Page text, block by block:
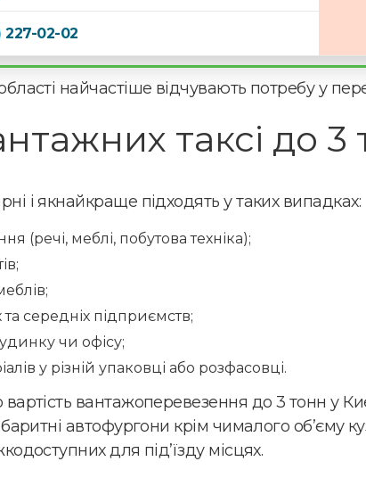
н
у
ь
т
і
я
227-02-02
найчастіше відчувають потребу у
таксі до 3
і якнайкраще підходять у таких випадках:
(речі, меблі, побутова техніка);
середніх підприємств;
чи офісу;
у різній упаковці або розфасовці.
вантажоперевезення до 3 тонн у
автофургони крім чималого об’єму
для під’їзду місцях.